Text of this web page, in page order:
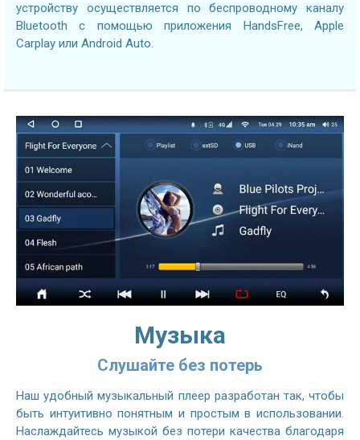
устройству осуществляется по беспроводному каналу
Bluetooth с помощью приложения HandsFree, Apple
Carplay или Android Auto.
Музыка
Слушайте без потерь
Наш удобный музыкальный плеер разработан так, чтобы
быть интуитивно понятным и простым в использовании.
Наслаждайтесь музыкой без потери качества благодаря